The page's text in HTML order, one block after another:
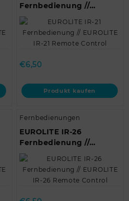
Fernbedienung //
EUROLITE IR-21 Remote
Control
€6,50
Produkt kaufen
Fernbedienungen
EUROLITE IR-26
Fernbedienung //
EUROLITE IR-26 Remote
Control